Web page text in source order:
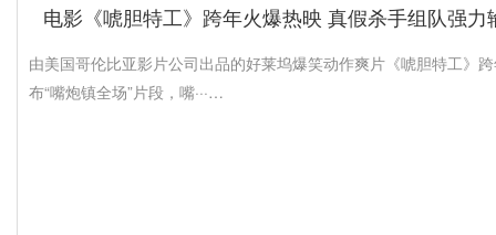
电影《唬胆特工》跨年火爆热映 真假杀手组队强力
由美国哥伦比亚影片公司出品的好莱坞爆笑动作爽片《唬胆特工》
布“嘴炮镇全场”片段，嘴···…